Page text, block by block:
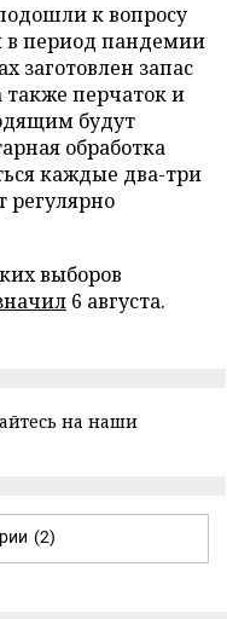
к вопросу
в период пандемии
заготовлен запас
перчаток и
будут
обработка
каждые два-три
регулярно
выборов
6 августа.
на наши
(2)